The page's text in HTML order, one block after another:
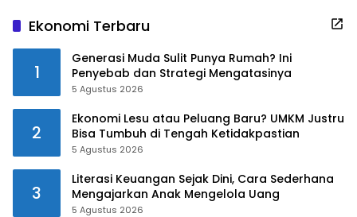
Ekonomi Terbaru
1
Generasi Muda Sulit Punya Rumah? Ini
Penyebab dan Strategi Mengatasinya
5 Agustus 2026
2
Ekonomi Lesu atau Peluang Baru? UMKM Justru
Bisa Tumbuh di Tengah Ketidakpastian
5 Agustus 2026
3
Literasi Keuangan Sejak Dini, Cara Sederhana
Mengajarkan Anak Mengelola Uang
5 Agustus 2026